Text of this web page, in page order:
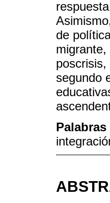
de
segundo
Palabras